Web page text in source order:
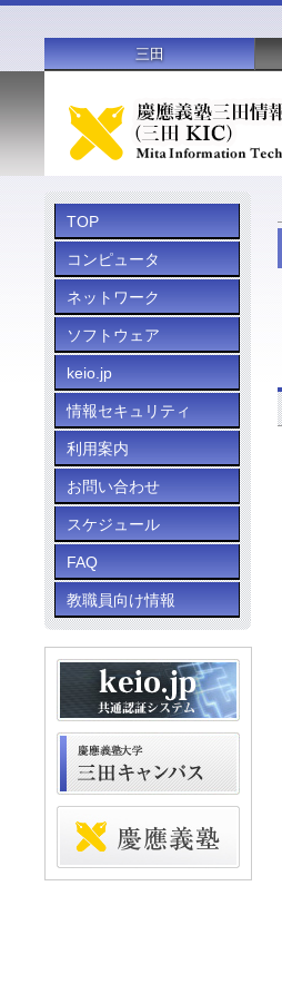
TOP
コンピュータ
ネットワーク
ソフトウェア
keio.jp
情報セキュリティ
利用案内
お問い合わせ
スケジュール
FAQ
教職員向け情報
三田